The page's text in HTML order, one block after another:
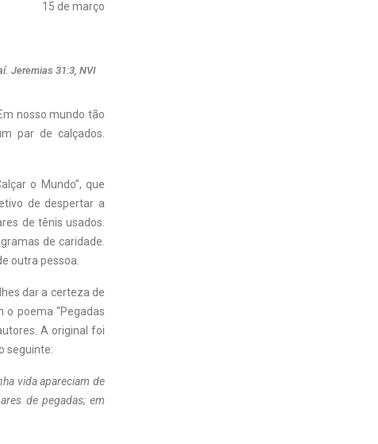
15 de março
Jeremias 31:3, NVI
nosso mundo tão
par de calçados.
o Mundo”, que
de despertar a
de tênis usados.
de caridade.
outra pessoa.
dar a certeza de
poema “Pegadas
A original foi
seguinte:
vida apareciam de
de pegadas; em